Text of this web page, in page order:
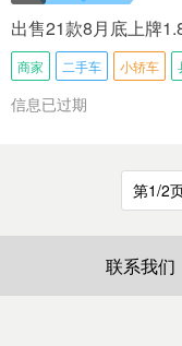
出售21款8月底上牌
商家 二手车 小轿车
信息已过期
第1/2
联系我们